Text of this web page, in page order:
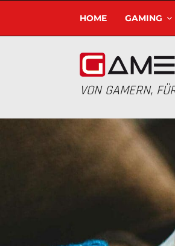
HOME GAMING
VON GAMERN,